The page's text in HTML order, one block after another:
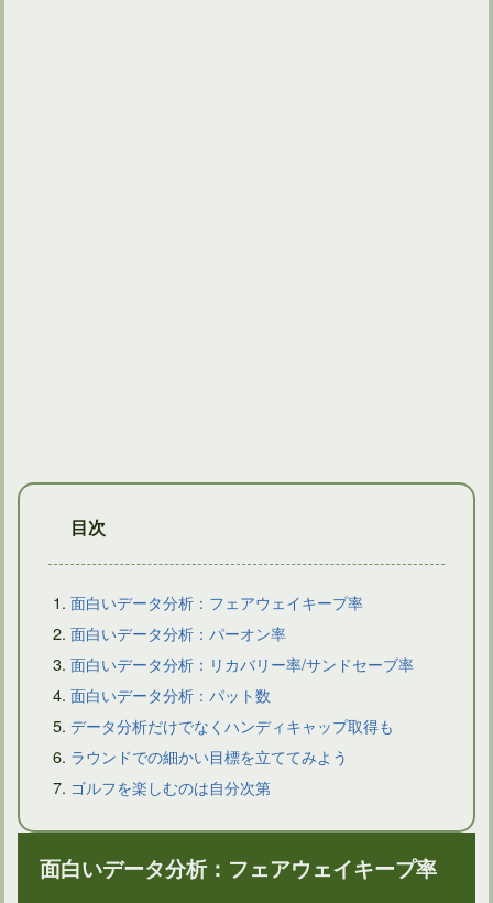
日本アマチュアゴルフ選手権の歴代優勝者に名を残す有名選手
目次
面白いデータ分析：フェアウェイキープ率
面白いデータ分析：パーオン率
面白いデータ分析：リカバリー率/サンドセーブ率
面白いデータ分析：パット数
データ分析だけでなくハンディキャップ取得も
ラウンドでの細かい目標を立ててみよう
ゴルフを楽しむのは自分次第
面白いデータ分析：フェアウェイキープ率